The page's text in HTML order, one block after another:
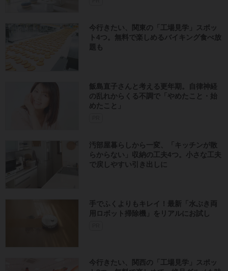
今行きたい、関東の「工場見学」スポッ
ト4つ。無料で楽しめるバイキング食べ放
題も
飯島直子さんと考える更年期。自律神経
の乱れからくる不調で「やめたこと・始
めたこと」
汚部屋暮らしから一変、「キッチンが散
らからない」収納の工夫4つ。小さな工夫
で戻しやすい引き出しに
手でふくよりもキレイ！最新「水ぶき両
用ロボット掃除機」をリアルにお試し
今行きたい、関西の「工場見学」スポッ